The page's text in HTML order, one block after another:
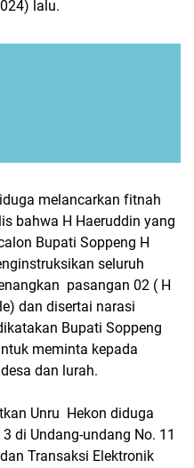
lalu.
melancarkan fitnah
bahwa H Haeruddin yang
Bupati Soppeng H
seluruh
pasangan 02 ( H
dan disertai narasi
Bupati Soppeng
meminta kepada
dan lurah.
Unru Hekon diduga
di Undang-undang No. 11
Transaksi Elektronik